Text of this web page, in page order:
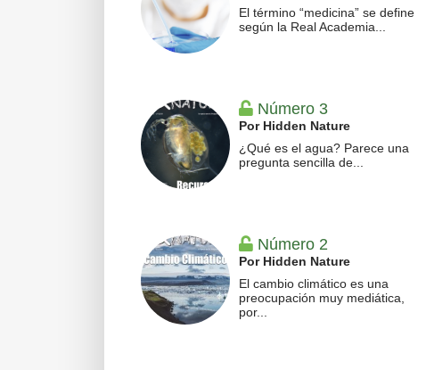
El término “medicina” se define
según la Real Academia...
Número 3
Por Hidden Nature
¿Qué es el agua? Parece una
pregunta sencilla de...
Número 2
Por Hidden Nature
El cambio climático es una
preocupación muy mediática,
por...